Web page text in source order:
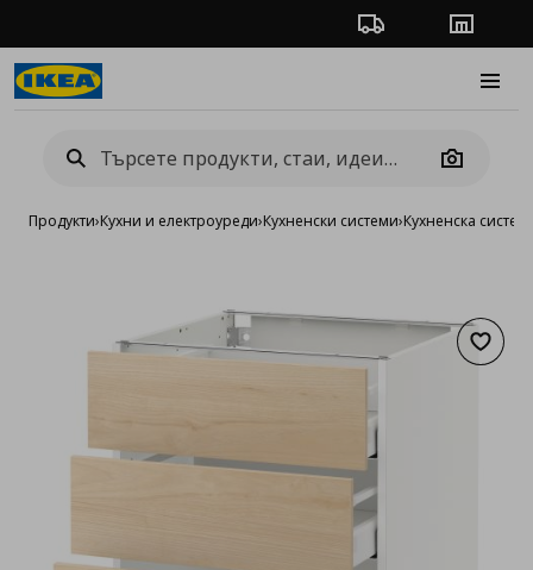
Проследяване на
Camera
Продукти›Кухни и електроуреди›Кухненски системи›Кухненска